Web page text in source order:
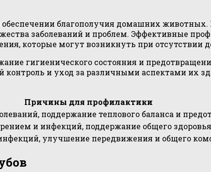
благополучия домашних
заболеваний и проблем. Эффективные
которые могут возникнуть при отсутствии
гигиенического состояния и
и уход за различными аспектами их
Причины для профилактики
поддержание теплового баланса и
и инфекций, поддержание общего
улучшение передвижения и общего